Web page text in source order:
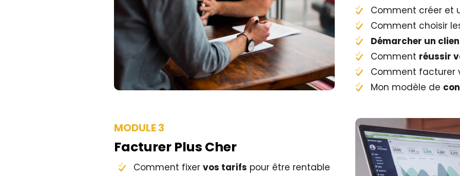
Comment créer et
Comment choisir
Démarcher un
Comment réussir
Comment facturer
Mon modèle de
MODULE 3
Facturer Plus Cher
Comment fixer vos tarifs pour être rentable